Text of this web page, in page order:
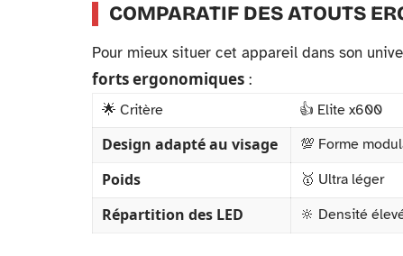
COMPARATIF DES ATOUTS
Pour mieux situer cet appareil dans son
forts ergonomiques :
🌟 Critère 👍 Elite x600
Design adapté au visage 💯 Forme
Poids 🥇 Ultra léger
Répartition des LED 🔆 Densité